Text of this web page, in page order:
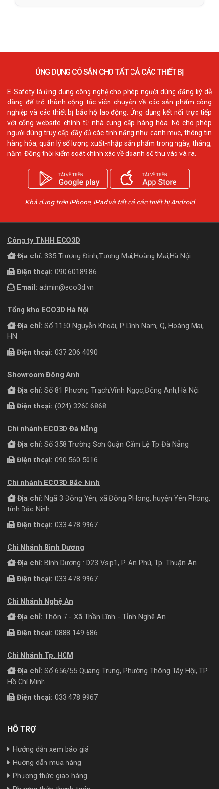
ỨNG DỤNG CÓ SẴN CHO TẤT CẢ CÁC THIẾT BỊ
E-Safety là ứng dụng công nghệ cho phép người dùng đăng ký dễ
dàng để trở thành cộng tác viên chuyên về các sản phẩm công
nghiệp và các thiết bị bảo hộ lao động. Ứng dụng kết nối trực tiếp
với cổng website chính từ nhà cung cấp hàng hóa. Nó cho phép
người dùng truy cấp đầy đủ các tính năng như danh mục, thông tin
hàng hóa, quản lý số lượng xuất-nhập sản phẩm trong ngày, tháng,
năm. Đồng thời kiểm soát chính xác về doanh số thu vào và ra.
Khả dụng trên iPhone, iPad và tất cả các thiết bị Android
Công ty TNHH ECO3D
Địa chỉ: 335 Trương Định,Tương Mai,Hoàng Mai,Hà Nội
Điện thoại: 090.60189.86
Email: admin@eco3d.vn
Tổng kho ECO3D Hà Nội
Địa chỉ: Số 1150 Nguyễn Khoái, P Lĩnh Nam, Q, Hoàng Mai,
HN
Điện thoại: 037 206 4090
Showroom Đông Anh
Địa chỉ: Số 81 Phương Trạch,Vĩnh Ngọc,Đông Anh,Hà Nội
Điện thoại: (024) 3260.6868
Chi nhánh ECO3D Đà Nẵng
Địa chỉ: Số 358 Trường Sơn Quận Cẩm Lệ Tp Đà Nẵng
Điện thoại: 090 560 5016
Chi nhánh ECO3D Bắc Ninh
Địa chỉ: Ngã 3 Đông Yên, xã Đông PHong, huyện Yên Phong,
tỉnh Bắc Ninh
Điện thoại: 033 478 9967
Chi Nhánh Bình Dương
Địa chỉ: Bình Dương : D23 Vsip1, P. An Phú, Tp. Thuận An
Điện thoại: 033 478 9967
Chi Nhánh Nghệ An
Địa chỉ: Thôn 7 - Xã Thần Lĩnh - Tỉnh Nghệ An
Điện thoại: 0888 149 686
Chi Nhánh Tp. HCM
Địa chỉ: Số 656/55 Quang Trung, Phường Thông Tây Hội, TP
Hồ Chí Minh
Điện thoại: 033 478 9967
HỖ TRỢ
Hướng dẫn xem báo giá
Hướng dẫn mua hàng
Phương thức giao hàng